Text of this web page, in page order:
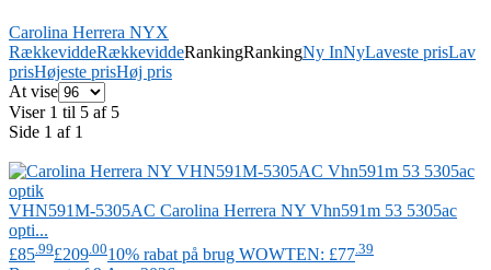
Carolina Herrera NYX
RækkeviddeRækkeviddeRankingRankingNy InNyLaveste prisLav
prisHøjeste prisHøj pris
At vise
Viser 1 til 5 af 5
Side 1 af 1
VHN591M-5305AC Carolina Herrera NY Vhn591m 53 5305ac
opti...
£85 .99£209 .0010% rabat på brug WOWTEN: £77 .39